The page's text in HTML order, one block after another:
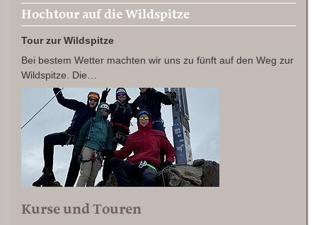
Hochtour auf die Wildspitze
Tour zur Wildspitze
Bei bestem Wetter machten wir uns zu fünft auf den Weg zur
Wildspitze. Die…
Kurse und Touren